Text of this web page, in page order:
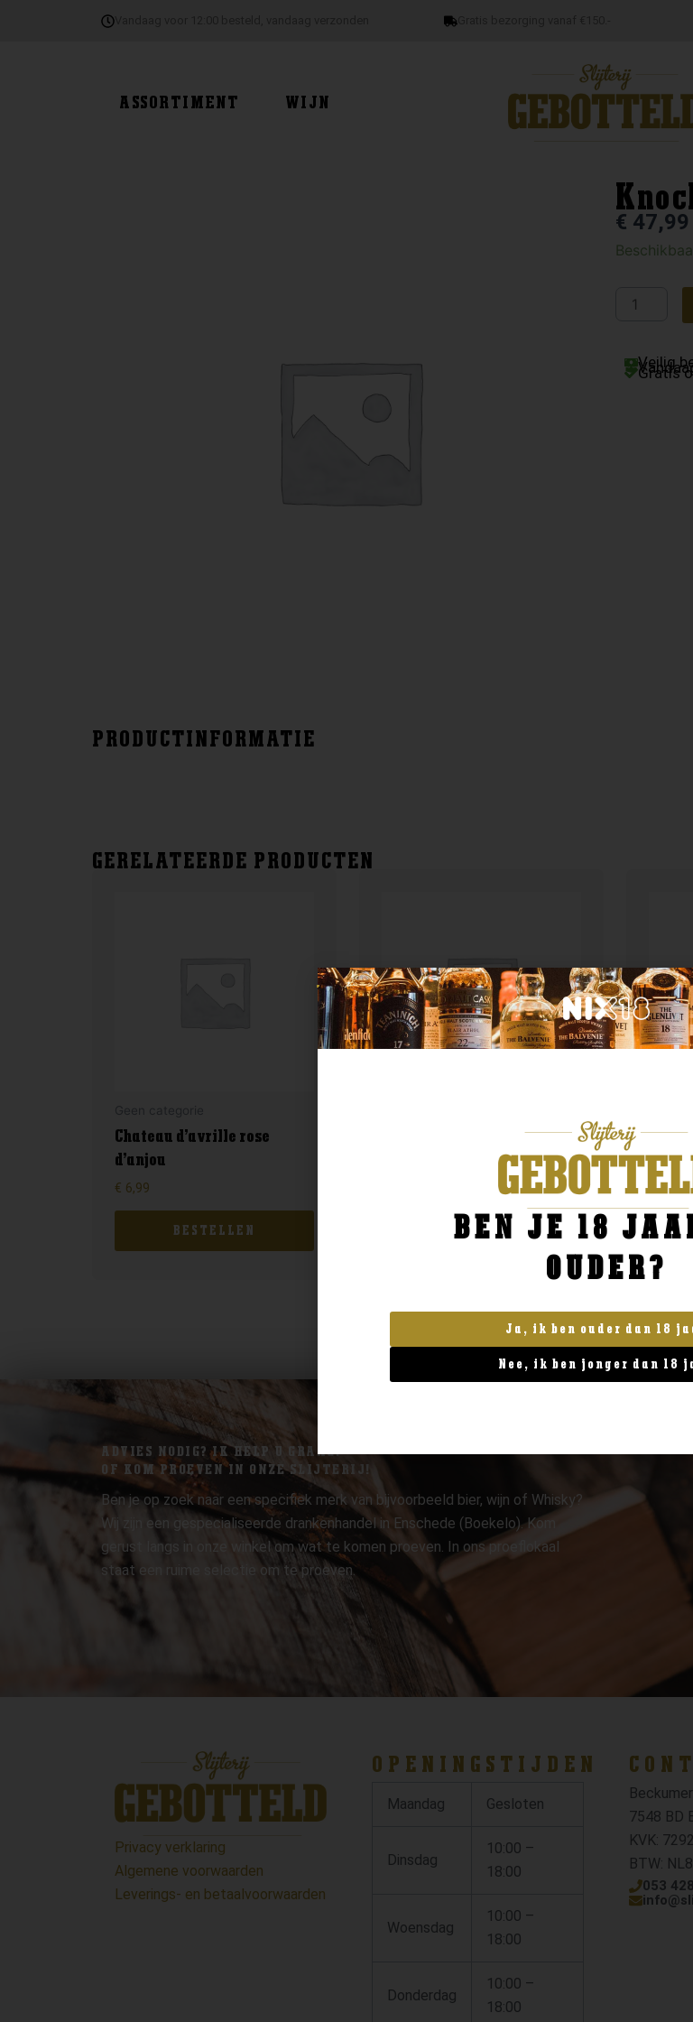
ASSORTIMENT WIJN
€ 47,99
Knockando
Richly
Veilig
Gratis
PRODUCTINFORMATIE
GERELATEERDE PRODUCTEN
Chateau d’avrille rose
d’anjou
€ 6,99
BESTELLEN
Forster spatlese 0.75
BESTELLEN
Geen
Pastis
24,99
ADVIES NODIG? IK HELP U GRAAG.
OF KOM PROEVEN IN ONZE SLIJTERIJ!
Ben je op zoek naar een specifiek merk van bijvoorbeeld bier, wijn of Whisky?
Wij zijn een gespecialiseerde drankenhandel in Enschede (Boekelo). Kom
gerust langs in onze winkel om wat te komen proeven. In ons proeflokaal
staat een ruime selectie om te proeven.
Privacy verklaring
Algemene voorwaarden
Leverings- en betaalvoorwaarden
OPENINGSTIJDEN
Maandag Gesloten
Dinsdag
10:00 –
18:00
Woensdag
10:00 –
18:00
Donderdag
10:00 –
18:00
7548 BD
KVK:
BTW:
053
BEN JE 18
OUDER?
Ja, ik ben ouder dan 18
Nee, ik ben jonger dan 18